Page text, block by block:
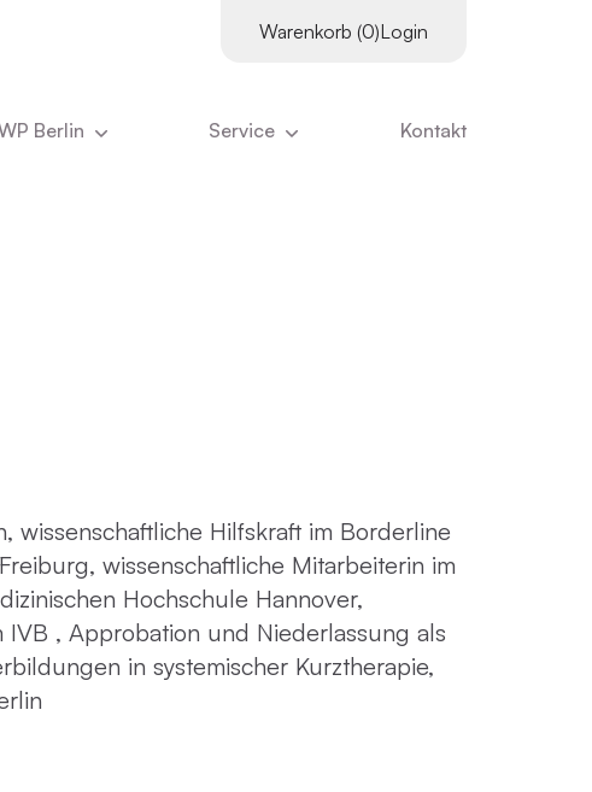
Warenkorb (0)Login
Veranstaltungsorte
FAQ
Berlin
Rundgang
Service
Kontakt
wissenschaftliche Hilfskraft im Borderline
wissenschaftliche Mitarbeiterin im
Hochschule Hannover,
, Approbation und Niederlassung als
in systemischer Kurztherapie,